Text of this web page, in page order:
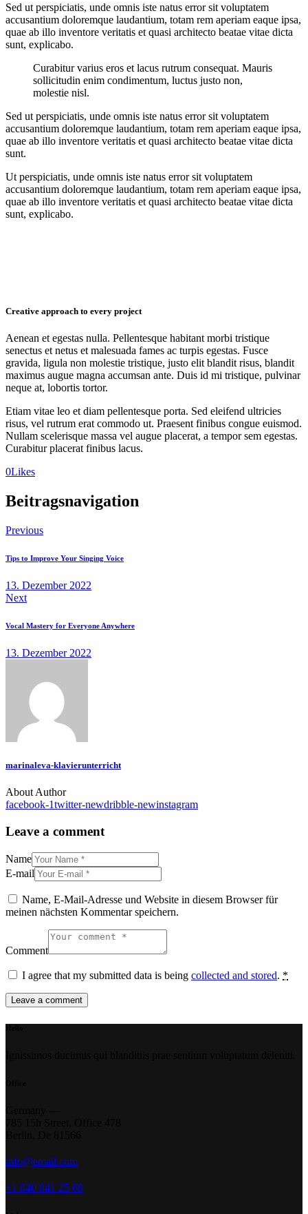
Sed ut perspiciatis, unde omnis iste natus error sit voluptatem
accusantium doloremque laudantium, totam rem aperiam eaque ipsa,
quae ab illo inventore veritatis et quasi architecto beatae vitae dicta
sunt, explicabo.
Curabitur varius eros et lacus rutrum consequat. Mauris
sollicitudin enim condimentum, luctus justo non,
molestie nisl.
Sed ut perspiciatis, unde omnis iste natus error sit voluptatem
accusantium doloremque laudantium, totam rem aperiam eaque ipsa,
quae ab illo inventore veritatis et quasi architecto beatae vitae dicta
sunt.
Ut perspiciatis, unde omnis iste natus error sit voluptatem
accusantium doloremque laudantium, totam rem aperiam eaque ipsa,
quae ab illo inventore veritatis et quasi architecto beatae vitae dicta
sunt, explicabo.
Creative approach to every project
Aenean et egestas nulla. Pellentesque habitant morbi tristique
senectus et netus et malesuada fames ac turpis egestas. Fusce
gravida, ligula non molestie tristique, justo elit blandit risus, blandit
maximus augue magna accumsan ante. Duis id mi tristique, pulvinar
neque at, lobortis tortor.
Etiam vitae leo et diam pellentesque porta. Sed eleifend ultricies
risus, vel rutrum erat commodo ut. Praesent finibus congue euismod.
Nullam scelerisque massa vel augue placerat, a tempor sem egestas.
Curabitur placerat finibus lacus.
0Likes
Beitragsnavigation
Previous
Tips to Improve Your Singing Voice
13. Dezember 2022
Next
Vocal Mastery for Everyone Anywhere
13. Dezember 2022
marinaleva-klavierunterricht
About Author
facebook-1twitter-newdribble-newinstagram
Leave a comment
Name
E-mail
Name, E-Mail-Adresse und Website in diesem Browser für
meinen nächsten Kommentar speichern.
Comment
I agree that my submitted data is being collected and stored. *
info@email.com
+1 840 841 25 69